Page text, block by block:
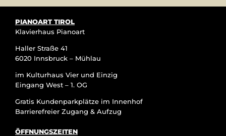
PIANOART TIROL
Klavierhaus Pianoart
Haller Straße 41
6020 Innsbruck – Mühlau
im Kulturhaus Vier und Einzig
Eingang West – 1. OG
Gratis Kundenparkplätze im Innenhof
Barrierefreier Zugang & Aufzug
ÖFFNUNGSZEITEN